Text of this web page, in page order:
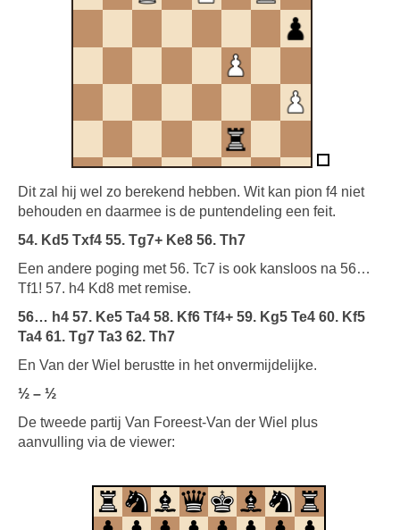
Dit zal hij wel zo berekend hebben. Wit kan pion f4 niet
behouden en daarmee is de puntendeling een feit.
54. Kd5 Txf4 55. Tg7+ Ke8 56. Th7
Een andere poging met 56. Tc7 is ook kansloos na 56…
Tf1! 57. h4 Kd8 met remise.
56… h4 57. Ke5 Ta4 58. Kf6 Tf4+ 59. Kg5 Te4 60. Kf5
Ta4 61. Tg7 Ta3 62. Th7
En Van der Wiel berustte in het onvermijdelijke.
½ – ½
De tweede partij Van Foreest-Van der Wiel plus
aanvulling via de viewer: